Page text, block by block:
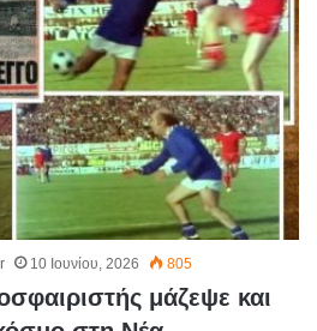
10 Ιουνίου, 2026 805
μάζεψε και